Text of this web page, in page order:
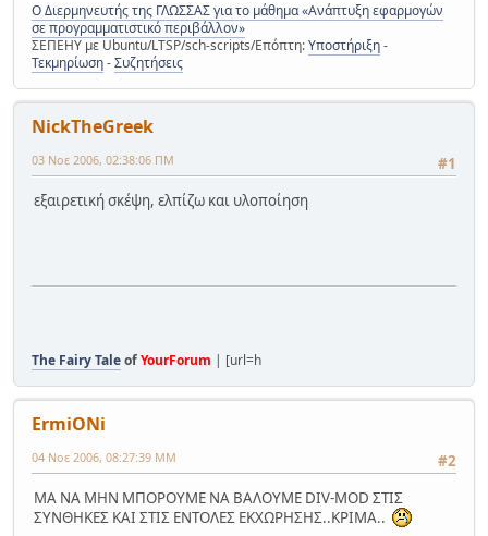
Ο Διερμηνευτής της ΓΛΩΣΣΑΣ για το μάθημα «Ανάπτυξη εφαρμογών
σε προγραμματιστικό περιβάλλον»
ΣΕΠΕΗΥ με Ubuntu/LTSP/sch-scripts/Επόπτη:Υποστήριξη-
Τεκμηρίωση-Συζητήσεις
NickTheGreek
#1
03 Νοε 2006, 02:38:06 ΠΜ
εξαιρετική σκέψη, ελπίζω και υλοποίηση
The Fairy TaleofYourForum | [url=h
ErmiONi
#2
04 Νοε 2006, 08:27:39 ΜΜ
ΜΑ ΝΑ ΜΗΝ ΜΠΟΡΟΥΜΕ ΝΑ ΒΑΛΟΥΜΕ DIV-MOD ΣΤΙΣ
ΣΥΝΘΗΚΕΣ ΚΑΙ ΣΤΙΣ ΕΝΤΟΛΕΣ ΕΚΧΩΡΗΣΗΣ..ΚΡΙΜΑ..